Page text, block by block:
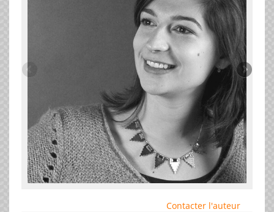
Contacter l'auteur